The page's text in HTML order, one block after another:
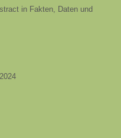
in Fakten, Daten und